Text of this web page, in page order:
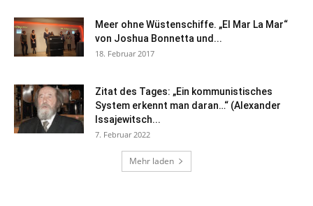
Meer ohne Wüstenschiffe. „El Mar La Mar“
von Joshua Bonnetta und...
18. Februar 2017
Zitat des Tages: „Ein kommunistisches
System erkennt man daran…“ (Alexander
Issajewitsch...
7. Februar 2022
Mehr laden